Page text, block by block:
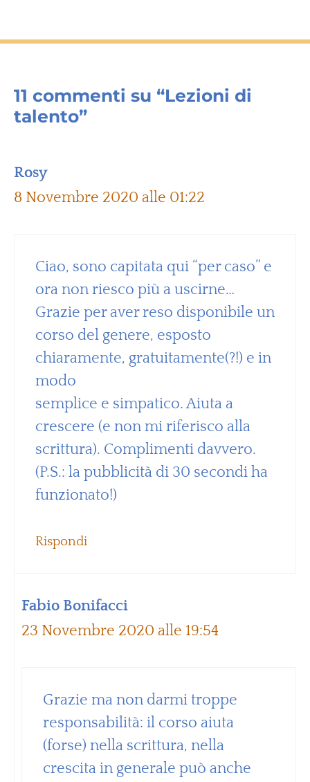
11 commenti su “Lezioni di
talento”
Rosy
8 Novembre 2020 alle 01:22
Ciao, sono capitata qui “per caso” e
ora non riesco più a uscirne…
Grazie per aver reso disponibile un
corso del genere, esposto
chiaramente, gratuitamente(?!) e in
modo
semplice e simpatico. Aiuta a
crescere (e non mi riferisco alla
scrittura). Complimenti davvero.
(P.S.: la pubblicità di 30 secondi ha
funzionato!)
Rispondi
Fabio Bonifacci
23 Novembre 2020 alle 19:54
Grazie ma non darmi troppe
responsabilità: il corso aiuta
(forse) nella scrittura, nella
crescita in generale può anche